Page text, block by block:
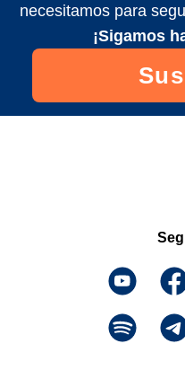
necesitamos para
¡Sigamos